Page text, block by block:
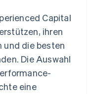
Capital
ihren
und die besten
Die Auswahl
eine